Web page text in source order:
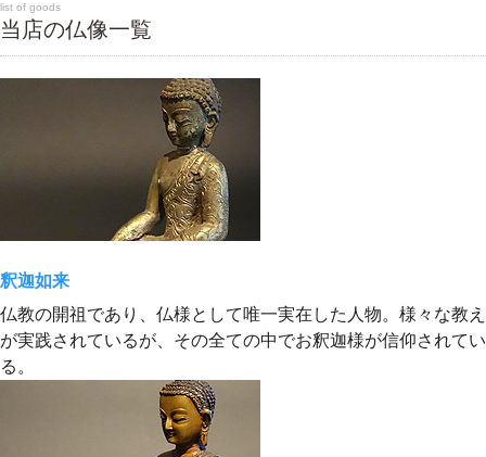
list of goods
当店の仏像一覧
釈迦如来
仏教の開祖であり、仏様として唯一実在した人物。様々な教え
が実践されているが、その全ての中でお釈迦様が信仰されてい
る。